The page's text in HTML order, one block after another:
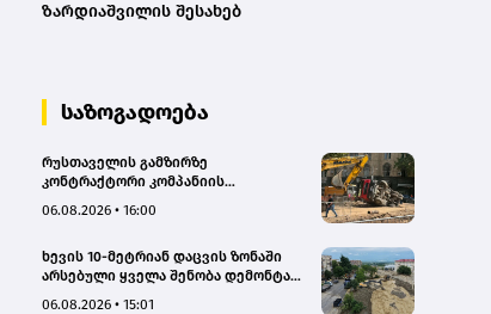
ზარდიაშვილის შესახებ
საზოგადოება
რუსთაველის გამზირზე
კონტრაქტორი კომპანიის
ახლოს იმოძრავა, რამაც ნიადაგის
გამოიწვია, გადაბრუნდა
ავტომანქანა - თვითმცლელში
იმყოფებოდა მცირეწლოვანი ბავშვი
06.08.2026 • 16:00
ხევის 10-მეტრიან დაცვის ზონაში
არსებული ყველა შენობა დემონტაჟს
06.08.2026 • 15:01